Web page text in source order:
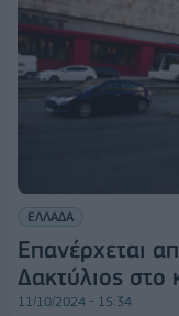
ΕΛΛΑΔΑ
Επανέρχεται
Δακτύλιος στο
11/10/2024 - 15:34